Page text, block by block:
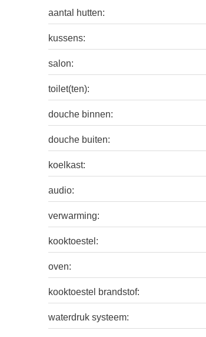
aantal hutten:
kussens:
salon:
toilet(ten):
douche binnen:
douche buiten:
koelkast:
audio:
verwarming:
kooktoestel:
oven:
kooktoestel brandstof:
waterdruk systeem: